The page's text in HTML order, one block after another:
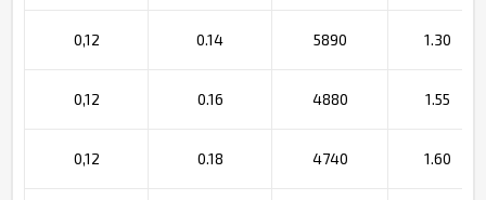
0,12 0.14 5890 1.30
0,12 0.16 4880 1.55
0,12 0.18 4740 1.60